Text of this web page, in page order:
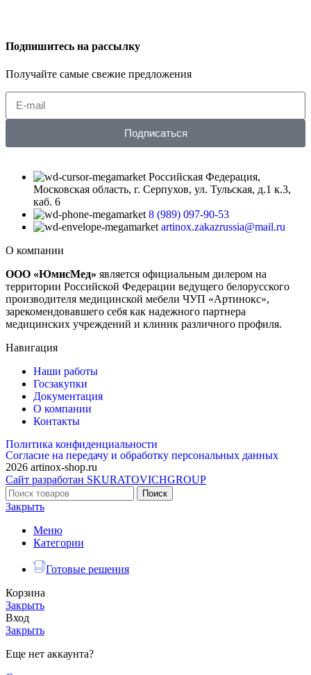
Подпишитесь на рассылку
Получайте самые свежие предложения
Подписаться
Российская Федерация,
Московская область, г. Серпухов, ул. Тульская, д.1 к.3,
каб. 6
8 (989) 097-90-53
artinox.zakazrussia@mail.ru
О компании
ООО «ЮмисМед» является официальным дилером на
территории Российской Федерации ведущего белорусского
производителя медицинской мебели ЧУП «Артинокс»,
зарекомендовавшего себя как надежного партнера
медицинских учреждений и клиник различного профиля.
Навигация
Наши работы
Госзакупки
Документация
О компании
Контакты
Политика конфиденциальности
Согласие на передачу и обработку персональных данных
2026 artinox-shop.ru
Сайт разработан SKURATOVICHGROUP
Поиск
Закрыть
Меню
Категории
Готовые решения
Корзина
Закрыть
Вход
Закрыть
Еще нет аккаунта?